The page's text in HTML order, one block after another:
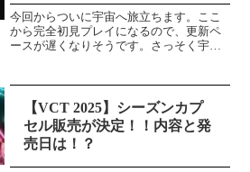
今回からついに宇宙へ旅立ちます。ここ
から完全初見プレイになるので、更新ペ
ースが遅くなりそうです。さっそく宇宙
うにもロケットに乗れない。チュートリ
アルにも乗り方...
【VCT 2025】シーズンカプ
セル販売が決定！！内容と発
売日は！？